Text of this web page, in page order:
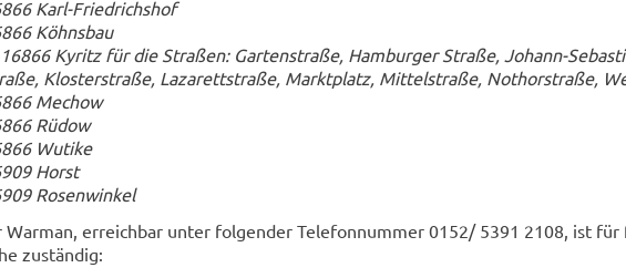
Karl-​Friedrichshof
Köhns­bau
Ky­ritz für die Stra­ßen: Gar­ten­stra­ße, Ham­bur­ger Stra­ße, Johann-​
Klos­ter­stra­ße, La­za­rett­stra­ße, Markt­platz, Mit­tel­stra­ße, Not­hor­stra­ße,
Me­chow
Rüdow
Wuti­ke
Horst
Ro­sen­win­kel
War­man, er­reich­bar unter fol­gen­der Te­le­fon­num­mer 0152/ 5391 2108, ist für
zu­stän­dig: